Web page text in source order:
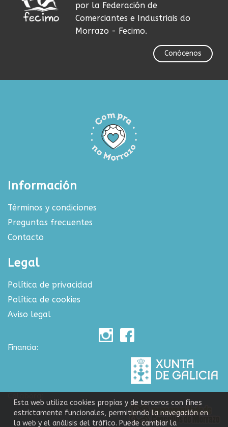
por la Federación de
Comerciantes e Industriais do
Morrazo - Fecimo.
Conócenos
Información
Términos y condiciones
Preguntas frecuentes
Contacto
Legal
Política de privacidad
Política de cookies
Aviso legal
Financia:
Esta web utiliza cookies propias y de terceros con fines
estrictamente funcionales, permitiendo la navegación en
la web y el análisis del tráfico. Puede cambiar la